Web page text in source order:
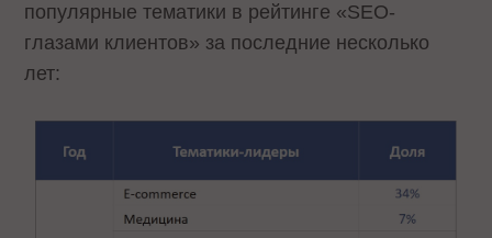
популярные тематики в рейтинге «SEO-
глазами клиентов» за последние несколько
лет: